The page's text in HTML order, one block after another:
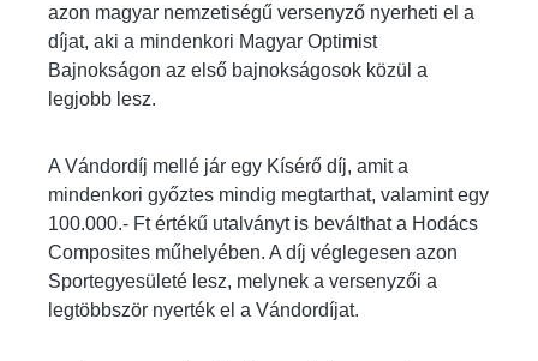
azon magyar nemzetiségű versenyző nyerheti el a
díjat, aki a mindenkori Magyar Optimist
Bajnokságon az első bajnokságosok közül a
legjobb lesz.
A Vándordíj mellé jár egy Kísérő díj, amit a
mindenkori győztes mindig megtarthat, valamint egy
100.000.- Ft értékű utalványt is beválthat a Hodács
Composites műhelyében. A díj véglegesen azon
Sportegyesületé lesz, melynek a versenyzői a
legtöbbször nyerték el a Vándordíjat.